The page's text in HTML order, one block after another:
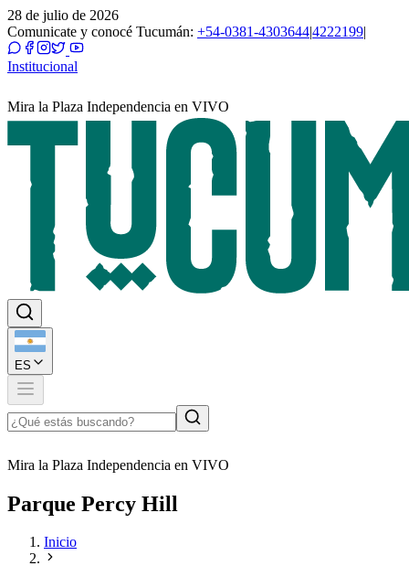
28 de julio de 2026
Comunicate y conocé Tucumán: +54-0381-4303644|4222199|
Institucional
Mira la Plaza Independencia en VIVO
ES
Mira la Plaza Independencia en VIVO
Parque Percy Hill
Inicio